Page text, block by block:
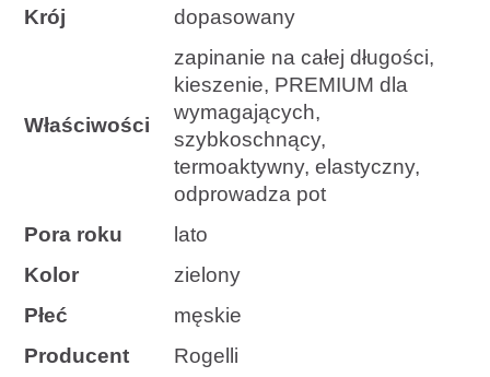
Krój dopasowany
Właściwości
zapinanie na całej długości,
kieszenie, PREMIUM dla
wymagających,
szybkoschnący,
termoaktywny, elastyczny,
odprowadza pot
Pora roku
lato
Kolor
zielony
Płeć
męskie
Producent
Rogelli